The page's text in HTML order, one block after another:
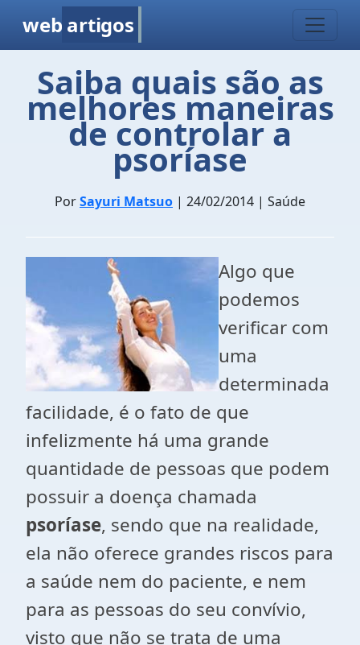
web artigos
Saiba quais são as
melhores maneiras
de controlar a
psoríase
PorSayuri Matsuo | 24/02/2014 | Saúde
Algo que
podemos
verificar com
uma
determinada
facilidade, é o fato de que
infelizmente há uma grande
quantidade de pessoas que podem
possuir a doença chamada
psoríase, sendo que na realidade,
ela não oferece grandes riscos para
a saúde nem do paciente, e nem
para as pessoas do seu convívio,
visto que não se trata de uma